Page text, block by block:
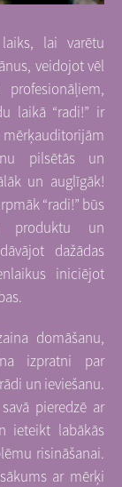
lai varētu
veidojot vēl
laikā “radi!” ir
pilsētās un
un auglīgāk!
“radi!” būs
produktu un
dažādas
iniciējot
domāšanu,
izpratni par
un ieviešanu.
pieredzē ar
ieteikt labākās
risināšanai.
ar mērķi